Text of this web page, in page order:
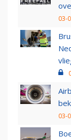
03-
03-